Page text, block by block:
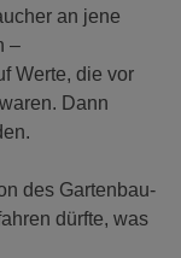
an jene
–
Werte, die vor
Dann
des Gartenbau-
dürfte, was